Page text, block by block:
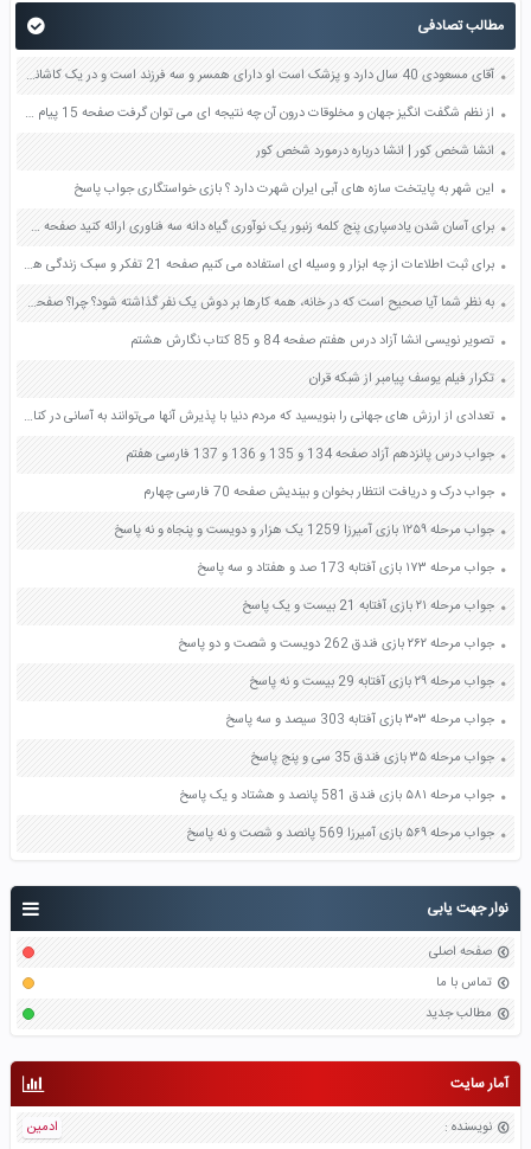
نوار جهت یابی
صفحه اصلی
تماس با ما
مطالب جدید
آمار سایت
نویسنده :
ادمین
مطالب تصادفی
آقای مسعودی 40 سال دارد و پزشک است او دارای همسر و سه فرزند است و در یک کاشانه آپارتمان زندگی می کند به نظر شما او در هریک از نقش های زیر چه مسئولیتی دارد صفحه 6 مطالعات اجتماعی هفتم
از نظم شگفت انگیز جهان و مخلوقات درون آن چه نتیجه ای می توان گرفت صفحه 15 پیام های آسمان هشتم
انشا شخص کور | انشا درباره درمورد شخص کور
این شهر به پایتخت سازه های آبی ایران شهرت دارد ؟ بازی خواستگاری جواب پاسخ
برای آسان شدن یادسپاری پنج کلمه زنبور یک نوآوری گیاه دانه سه فناوری ارائه کنید صفحه 9 کار و فناوری هفتم
برای ثبت اطلاعات از چه ابزار و وسیله ای استفاده می کنیم صفحه 21 تفکر و سبک زندگی هفتم
به نظر شما آیا صحیح است که در خانه، همه کارها بر دوش یک نفر گذاشته شود؟ چرا؟ صفحه 6 مطالعات اجتماعی هشتم
تصویر نویسی انشا آزاد درس هفتم صفحه 84 و 85 کتاب نگارش هشتم
تکرار فیلم یوسف پیامبر از شبکه قران
تعدادی از ارزش های جهانی را بنویسید که مردم دنیا با پذیرش آنها می‌توانند به آسانی در کنار یکدیگر و به دور از اختلاف زندگی کنند و صفحه 166 کتاب تفکر و سبک زندگی هشتم
جواب درس پانزدهم آزاد صفحه 134 و 135 و 136 و 137 فارسی هفتم
جواب درک و دریافت انتظار بخوان و بیندیش صفحه 70 فارسی چهارم
جواب مرحله ۱۲۵۹ بازی آمیرزا 1259 یک هزار و دویست و پنجاه و نه پاسخ
جواب مرحله ۱۷۳ بازی آفتابه 173 صد و هفتاد و سه پاسخ
جواب مرحله ۲۱ بازی آفتابه 21 بیست و یک پاسخ
جواب مرحله ۲۶۲ بازی فندق 262 دویست و شصت و دو پاسخ
جواب مرحله ۲۹ بازی آفتابه 29 بیست و نه پاسخ
جواب مرحله ۳۰۳ بازی آفتابه 303 سیصد و سه پاسخ
جواب مرحله ۳۵ بازی فندق 35 سی و پنج پاسخ
جواب مرحله ۵۸۱ بازی فندق 581 پانصد و هشتاد و یک پاسخ
جواب مرحله ۵۶۹ بازی آمیرزا 569 پانصد و شصت و نه پاسخ